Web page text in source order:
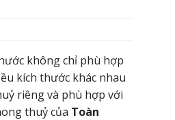
không chỉ phù hợp
kích thước khác nhau
riêng và phù hợp với
thuỷ của Toàn